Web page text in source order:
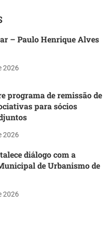
– Paulo Henrique Alves
2026
programa de remissão de
para sócios
2026
diálogo com a
de Urbanismo de
2026